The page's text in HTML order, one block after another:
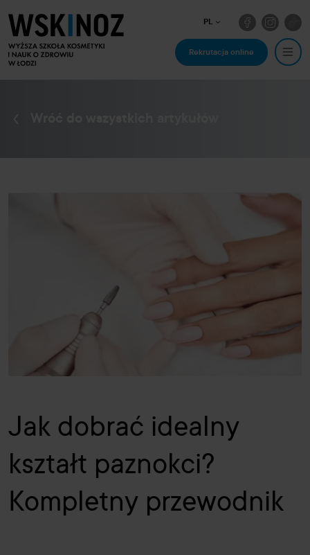
PL
Rekrutacja online
Jak dobrać idealny
kształt paznokci?
Kompletny przewodnik